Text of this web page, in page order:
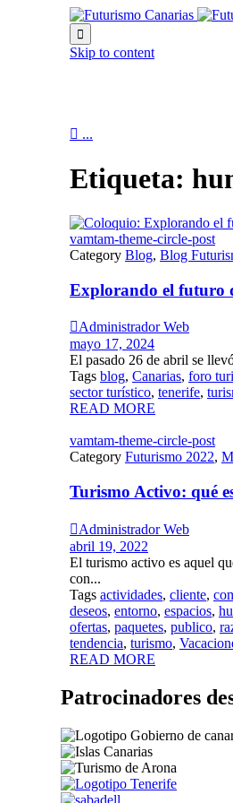

Skip to content
 ...
Etiqueta:
vamtam-theme-circle-post
Category Blog, Blog
Explorando el futuro
Administrador Web
mayo 17, 2024
El pasado 26 de abril se
Tags blog, Canarias, foro
sector turístico, tenerife,
READ MORE
vamtam-theme-circle-post
Category Futurismo 2022,
Turismo Activo: qué
Administrador Web
abril 19, 2022
El turismo activo es aquel
con...
Tags actividades, cliente,
deseos, entorno, espacios,
ofertas, paquetes, publico,
tendencia, turismo,
READ MORE
Patrocinadores